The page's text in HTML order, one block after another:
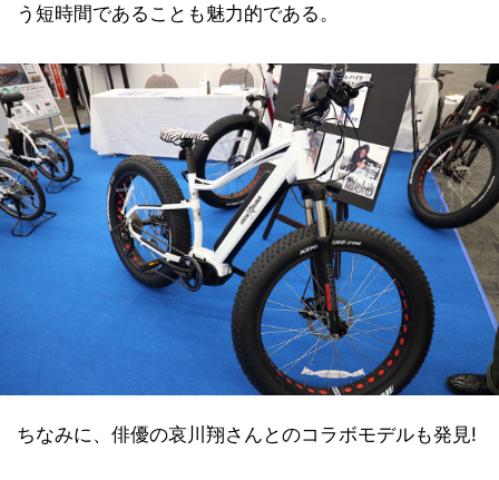
う短時間であることも魅力的である。
ちなみに、俳優の哀川翔さんとのコラボモデルも発見!